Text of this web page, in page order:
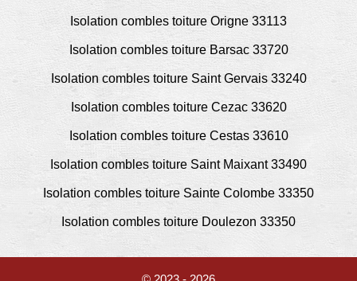
Isolation combles toiture Origne 33113
Isolation combles toiture Barsac 33720
Isolation combles toiture Saint Gervais 33240
Isolation combles toiture Cezac 33620
Isolation combles toiture Cestas 33610
Isolation combles toiture Saint Maixant 33490
Isolation combles toiture Sainte Colombe 33350
Isolation combles toiture Doulezon 33350